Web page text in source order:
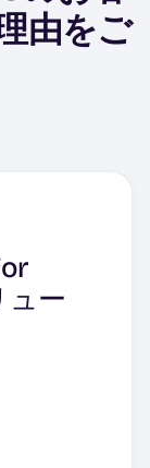
由をご
ュー
ス
で簡
た
ショ
サポ
群
きる
シ
プ"
モダ
。
価格
も親
。
フェ
トも
ケア
ちの
たさ
くれ
す
リス
れれ
稼働
。問
。